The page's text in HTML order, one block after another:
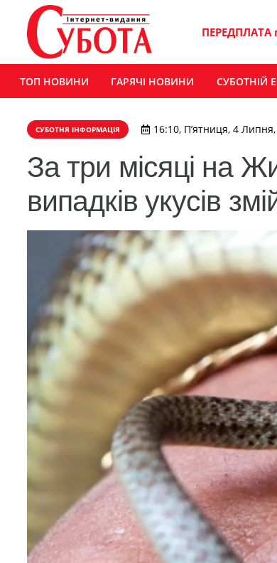
ПЕРЕДПЛАТА
ТОП НОВИНИ ГАРЯЧІ НОВИНИ СУБОТНІЙ
СУБОТНЯ ІНФОРМАЦІЯ 16:10, П’ятниця, 4
За три місяці на
випадків укусів